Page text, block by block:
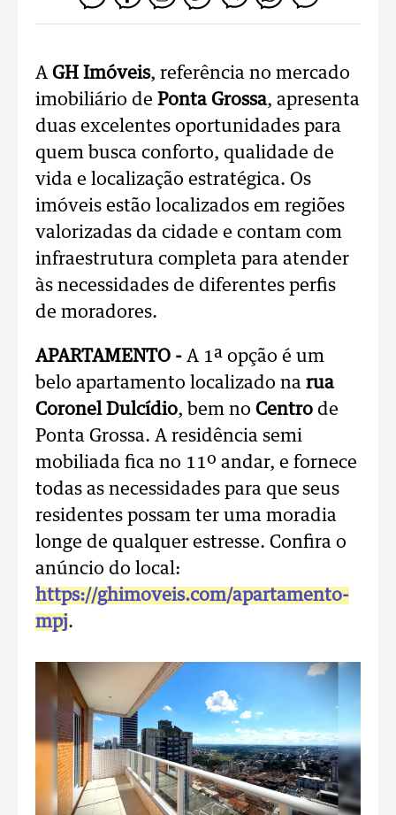
A GH Imóveis, referência no mercado
imobiliário de Ponta Grossa, apresenta
duas excelentes oportunidades para
quem busca conforto, qualidade de
vida e localização estratégica. Os
imóveis estão localizados em regiões
valorizadas da cidade e contam com
infraestrutura completa para atender
às necessidades de diferentes perfis
de moradores.
APARTAMENTO - A 1ª opção é um
belo apartamento localizado na rua
Coronel Dulcídio, bem no Centro de
Ponta Grossa. A residência semi
mobiliada fica no 11º andar, e fornece
todas as necessidades para que seus
residentes possam ter uma moradia
longe de qualquer estresse. Confira o
anúncio do local:
https://ghimoveis.com/apartamento-
mpj.